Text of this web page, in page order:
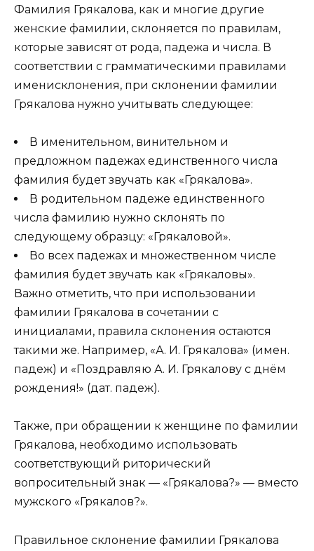
Фамилия Грякалова, как и многие другие
женские фамилии, склоняется по правилам,
которые зависят от рода, падежа и числа. В
соответствии с грамматическими правилами
именисклонения, при склонении фамилии
Грякалова нужно учитывать следующее:
В именительном, винительном и
предложном падежах единственного числа
фамилия будет звучать как «Грякалова».
В родительном падеже единственного
числа фамилию нужно склонять по
следующему образцу: «Грякаловой».
Во всех падежах и множественном числе
фамилия будет звучать как «Грякаловы».
Важно отметить, что при использовании
фамилии Грякалова в сочетании с
инициалами, правила склонения остаются
такими же. Например, «А. И. Грякалова» (имен.
падеж) и «Поздравляю А. И. Грякалову с днём
рождения!» (дат. падеж).
Также, при обращении к женщине по фамилии
Грякалова, необходимо использовать
соответствующий риторический
вопросительный знак — «Грякалова?» — вместо
мужского «Грякалов?».
Правильное склонение фамилии Грякалова